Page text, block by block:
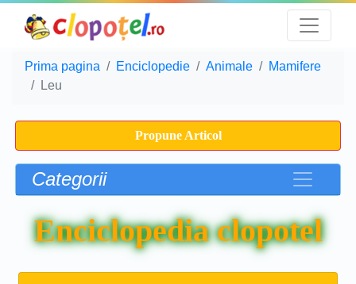
Prima pagina Enciclopedie Animale
Mamifere
Leu
Propune Articol
Categorii
Enciclopedia clopotel